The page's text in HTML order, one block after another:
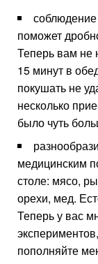
поможет
Теперь вам не
15 минут в
покушать не
несколько
было чуть
медицинским
столе: мясо,
орехи, мед.
Теперь у вас
пополняйте